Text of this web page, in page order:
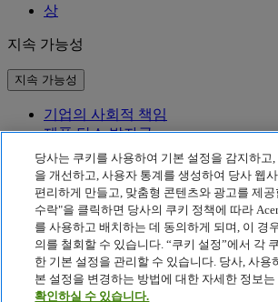
상
지속 가능성
지속 가능성
기업의 사회적 책임
제품 탄소 발자국
Project Humanity
Earthion
개인정보 처리방침
Cookie 정책
법적 고지 사항
추가 법적 정보
접근성 정책
쿠키 설정
당사는 쿠키를 사용하여 기본 설정을 감지하고,
을 개선하고, 사용자 통계를 생성하여 당사 웹
편리하게 만들고, 맞춤형 콘텐츠와 광고를 제
수락"을 클릭하면 당사의 쿠키 정책에 따라
를 사용하고 배치하는 데 동의하게 되며, 이 경
의를 철회할 수 있습니다. “쿠키 설정”에서 각
한 기본 설정을 관리할 수 있습니다. 당사, 사용
본 설정을 변경하는 방법에 대한 자세한 정보는
확인하실 수 있습니다.